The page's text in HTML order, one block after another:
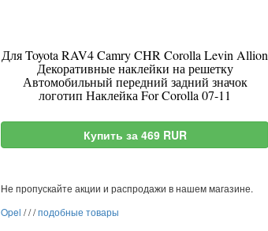
Для Toyota RAV4 Camry CHR Corolla Levin Allion
Декоративные наклейки на решетку
Автомобильный передний задний значок
логотип Наклейка For Corolla 07-11
Купить за 469 RUR
Не пропускайте акции и распродажи в нашем магазине.
Opel ///подобные товары